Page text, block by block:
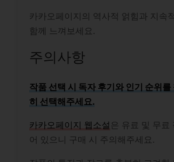
카카오페이지의 역사적 얽힘과 지속
함께 느껴보세요.
주의사항
작품 선택 시 독자 후기와 인기 순위
히 선택해주세요.
카카오페이지 웹소설은 유료 및 무료
어 있으니 구매 시 주의해주세요.